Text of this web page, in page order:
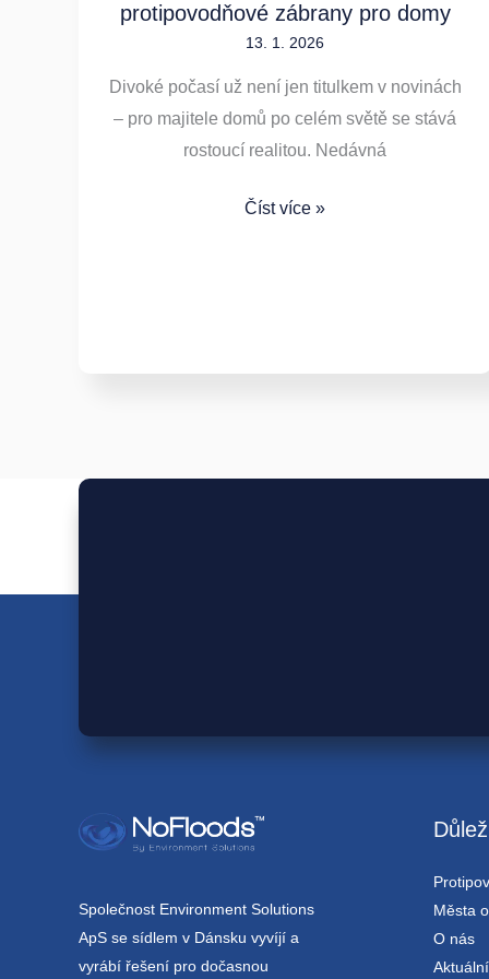
protipovodňové zábrany pro domy
13. 1. 2026
Divoké počasí už není jen titulkem v novinách
– pro majitele domů po celém světě se stává
rostoucí realitou. Nedávná
Číst více »
Společnost Environment Solutions
ApS se sídlem v Dánsku vyvíjí a
vyrábí řešení pro dočasnou
Města
O nás